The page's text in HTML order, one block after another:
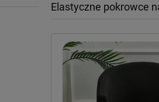
Elastyczne pokrowce